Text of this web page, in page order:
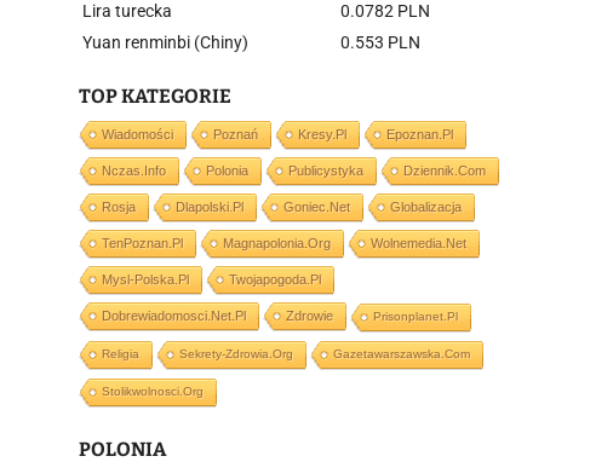
Lira turecka
0.0782 PLN
Yuan renminbi (Chiny)
0.553 PLN
TOP KATEGORIE
Wiadomości Poznań Kresy.pl Epoznan.pl
Nczas.info Polonia Publicystyka Dziennik.com
Rosja Dlapolski.pl Goniec.net Globalizacja
TenPoznan.pl Magnapolonia.org Wolnemedia.net
Mysl-Polska.pl Twojapogoda.pl
Dobrewiadomosci.net.pl Zdrowie Prisonplanet.pl
Religia Sekrety-Zdrowia.org Gazetawarszawska.com
Stolikwolnosci.org
POLONIA